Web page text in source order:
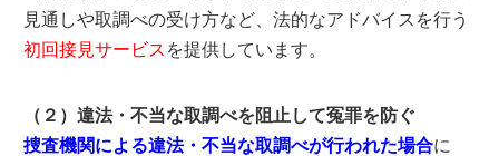
見通しや取調べの受け方など、法的なアドバイスを行う
初回接見サービス を提供しています。
（２）違法・不当な取調べを阻止して冤罪を防ぐ
捜査機関による違法・不当な取調べが行われた場合に